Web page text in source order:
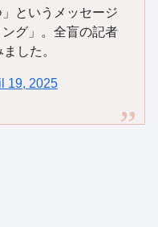
というメッセージ
グ」。全盲の記者
した。
19, 2025